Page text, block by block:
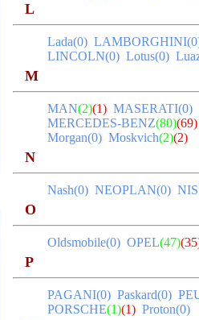
L
Lada(0)
LINCOLN(0)Lotus(0)
M
MAN(2)(1) MASERATI(0)
MERCEDES-BENZ(80)(69)
Morgan(0)Moskvich(2)(2)
N
Nash(0)NEOPLAN(0)
O
Oldsmobile(0)OPEL(47)
P
PAGANI(0)Paskard(0)
PORSCHE(1)(1) Proton(0)